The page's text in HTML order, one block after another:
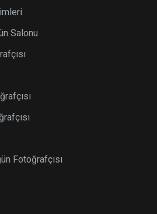
Salonu
Fotoğrafçısı